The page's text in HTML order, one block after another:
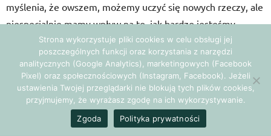
myślenia, że owszem, możemy uczyć się nowych rzeczy, ale
niespecjalnie mamy wpływ na to, jak bardzo jesteśmy
utalentowani. Jako coach często słyszę od swoich klientów:
Nie jestem specjalnie zdolny w… (tu pada wybrana
dyscyplina, język obcy itp.). Już chyba tego nie zmienię…
Przyjrzyjmy się czterem przekonaniom, które mogą nas
ograniczać w rozwijaniu naszych talentów. Spójrzmy na nie
Strona wykorzystuje pliki cookies w celu obsługi jej
poszczególnych funkcji oraz korzystania z narzędzi
analitycznych (Google Analytics), marketingowych (Facebook
Pixel) oraz społecznościowych (Instagram, Facebook). Jeżeli
ustawienia Twojej przeglądarki nie blokują tych plików cookies,
przyjmujemy, że wyrażasz zgodę na ich wykorzystywanie.
Zgoda
Polityka prywatności